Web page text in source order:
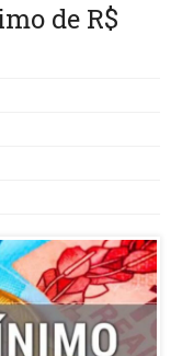
de R$